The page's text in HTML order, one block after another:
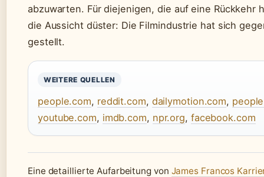
abzuwarten. Für diejenigen, die auf eine Rückkehr
die Aussicht düster: Die Filmindustrie hat sich
gestellt.
WEITERE QUELLEN
people.com, reddit.com, dailymotion.com,
youtube.com, imdb.com, npr.org, facebook.com
Eine detaillierte Aufarbeitung von James Francos